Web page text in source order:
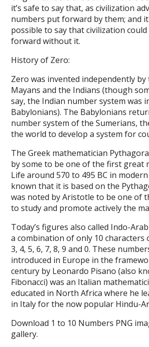
it’s safe to say that, as civilization
numbers put forward by them; and
possible to say that civilization
forward without it.
History of Zero:
Zero was invented independently
Mayans and the Indians (though
say, the Indian number system was
Babylonians). The Babylonians
number system of the Sumerians,
the world to develop a system for
The Greek mathematician
by some to be one of the first great
Life around 570 to 495 BC in
known that it is based on the
was noted by Aristotle to be one of
to study and promote actively the
Today’s figures also called Indo-
a combination of only 10 characters
3, 4, 5, 6, 7, 8, 9 and 0. These
introduced in Europe in the
century by Leonardo Pisano (also
Fibonacci) was an Italian
educated in North Africa where he
in Italy for the now popular Hindu-
Download 1 to 10 Numbers PNG
gallery.